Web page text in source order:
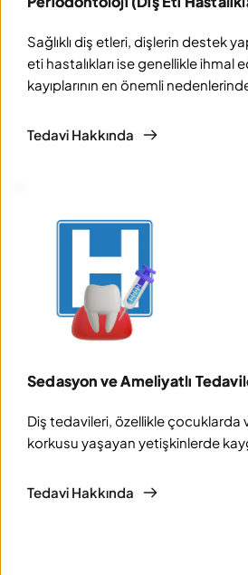
Sağlıklı diş etleri, dişlerin destek
eti hastalıkları ise genellikle ihmal
kayıplarının en önemli
Tedavi Hakkında
Sedasyon ve Ameliyatlı
Diş tedavileri, özellikle çocuklarda
korkusu yaşayan yetişkinlerde
Tedavi Hakkında